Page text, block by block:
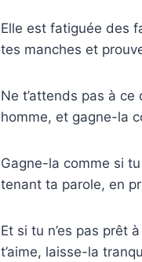
Elle est fatiguée des
tes manches et
Ne t’attends pas à ce
homme, et gagne-la
Gagne-la comme si
tenant ta parole, en
Et si tu n’es pas prêt
t’aime, laisse-la